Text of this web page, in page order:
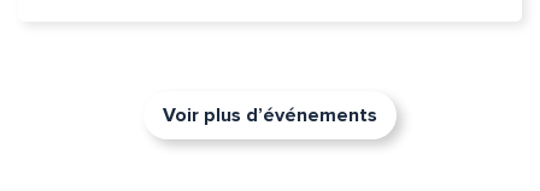
Voir plus d’événements